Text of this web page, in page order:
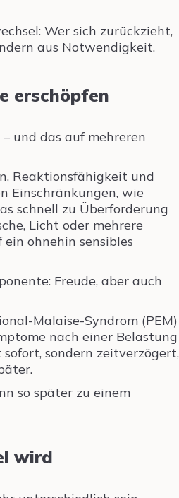
Wer sich zurückzieht,
aus Notwendigkeit.
erschöpfen
und das auf mehreren
Reaktionsfähigkeit und
Einschränkungen, wie
schnell zu Überforderung
Licht oder mehrere
ohnehin sensibles
Freude, aber auch
Malaise-Syndrom (PEM)
nach einer Belastung
sondern zeitverzögert,
so später zu einem
wird